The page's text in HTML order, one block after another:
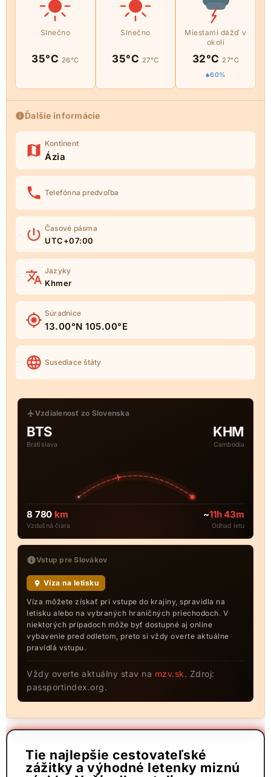
Slnečno
35°C 26°C
Slnečno
35°C 27°C
Miestami dážď v
okolí
32°C27°C
60%
Ďalšie informácie
Kontinent
Ázia
Telefónna predvoľba
Časové pásma
UTC+07:00
Jazyky
Khmer
Súradnice
13.00°N 105.00°E
Susediace štáty
Vzdialenosť zo Slovenska
BTS
Bratislava
KHM
Cambodia
8 780 km
Vzdušná čiara
~11h 43m
Odhad letu
Vstup pre Slovákov
Víza na letisku
Víza môžete získať pri vstupe do krajiny, spravidla na
letisku alebo na vybraných hraničných priechodoch. V
niektorých prípadoch môže byť dostupné aj online
vybavenie pred odletom, preto si vždy overte aktuálne
pravidlá vstupu.
Vždy overte aktuálny stav na mzv.sk. Zdroj:
passportindex.org.
Tie najlepšie cestovateľské
zážitky a výhodné letenky miznú